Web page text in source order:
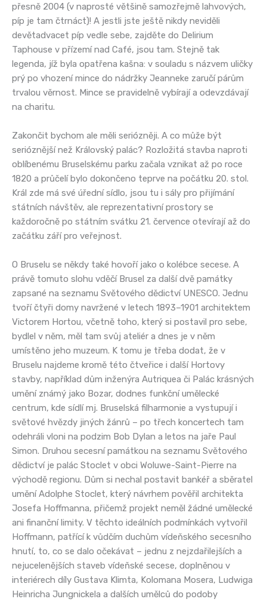
přesně 2004 (v naprosté většině samozřejmě lahvových,
píp je tam čtrnáct)! A jestli jste ještě nikdy neviděli
devětadvacet píp vedle sebe, zajděte do Delirium
Taphouse v přízemí nad Café, jsou tam. Stejně tak
legenda, jíž byla opatřena kašna: v souladu s názvem uličky
prý po vhození mince do nádržky Jeanneke zaručí párům
trvalou věrnost. Mince se pravidelně vybírají a odevzdávají
na charitu.
Zakončit bychom ale měli seriózněji. A co může být
serióznější než Královský palác? Rozložitá stavba naproti
oblíbenému Bruselskému parku začala vznikat až po roce
1820 a průčelí bylo dokončeno teprve na počátku 20. stol.
Král zde má své úřední sídlo, jsou tu i sály pro přijímání
státních návštěv, ale reprezentativní prostory se
každoročně po státním svátku 21. července otevírají až do
začátku září pro veřejnost.
O Bruselu se někdy také hovoří jako o kolébce secese. A
právě tomuto slohu vděčí Brusel za další dvě památky
zapsané na seznamu Světového dědictví UNESCO. Jednu
tvoří čtyři domy navržené v letech 1893–1901 architektem
Victorem Hortou, včetně toho, který si postavil pro sebe,
bydlel v něm, měl tam svůj ateliér a dnes je v něm
umístěno jeho muzeum. K tomu je třeba dodat, že v
Bruselu najdeme kromě této čtveřice i další Hortovy
stavby, například dům inženýra Autriquea či Palác krásných
umění známý jako Bozar, dodnes funkční umělecké
centrum, kde sídlí mj. Bruselská filharmonie a vystupují i
světové hvězdy jiných žánrů – po třech koncertech tam
odehráli vloni na podzim Bob Dylan a letos na jaře Paul
Simon. Druhou secesní památkou na seznamu Světového
dědictví je palác Stoclet v obci Woluwe-Saint-Pierre na
východě regionu. Dům si nechal postavit bankéř a sběratel
umění Adolphe Stoclet, který návrhem pověřil architekta
Josefa Hoffmanna, přičemž projekt neměl žádné umělecké
ani finanční limity. V těchto ideálních podmínkách vytvořil
Hoffmann, patřící k vůdčím duchům vídeňského secesního
hnutí, to, co se dalo očekávat – jednu z nejzdařilejších a
nejucelenějších staveb vídeňské secese, doplněnou v
interiérech díly Gustava Klimta, Kolomana Mosera, Ludwiga
Heinricha Jungnickela a dalších umělců do podoby